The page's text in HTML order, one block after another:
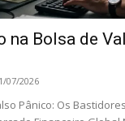
na Bolsa de
07/2026
Pânico: Os